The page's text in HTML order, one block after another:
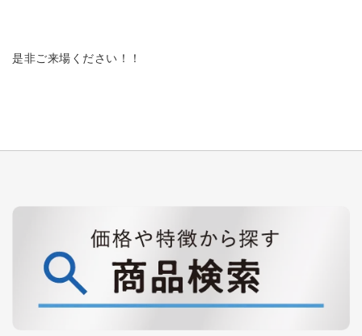
是非ご来場ください！！